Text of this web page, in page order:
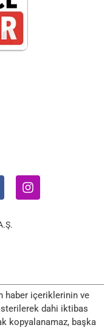
haber içeriklerinin ve
dahi iktibas
kopyalanamaz, başka